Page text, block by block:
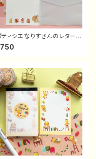
ティシエなりすさんのレターセ